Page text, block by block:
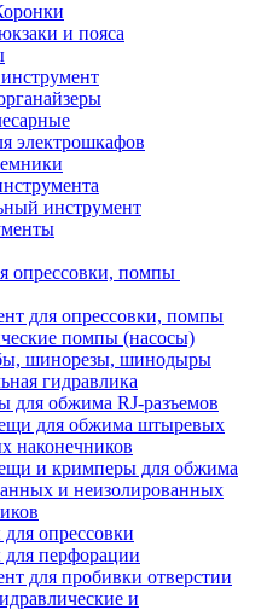
и пояса
электрошкафов
инструмент
опрессовки, помпы
для опрессовки, помпы
помпы (насосы)
шинорезы, шинодыры
гидравлика
для обжима RJ-разъемов
для обжима штыревых
наконечников
и кримперы для обжима
и неизолированных
опрессовки
перфорации
для пробивки отверстии
и